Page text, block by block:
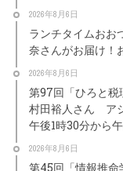
2026年8月6日
ランチタイムお
奈さんがお届け！
2026年8月6日
第97回「ひろと
村田裕人さん ア
午後1時30分から
2026年8月6日
第45回「情報推命